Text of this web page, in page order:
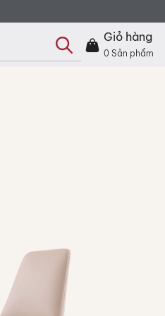
Giỏ hàng
0 Sản phẩm